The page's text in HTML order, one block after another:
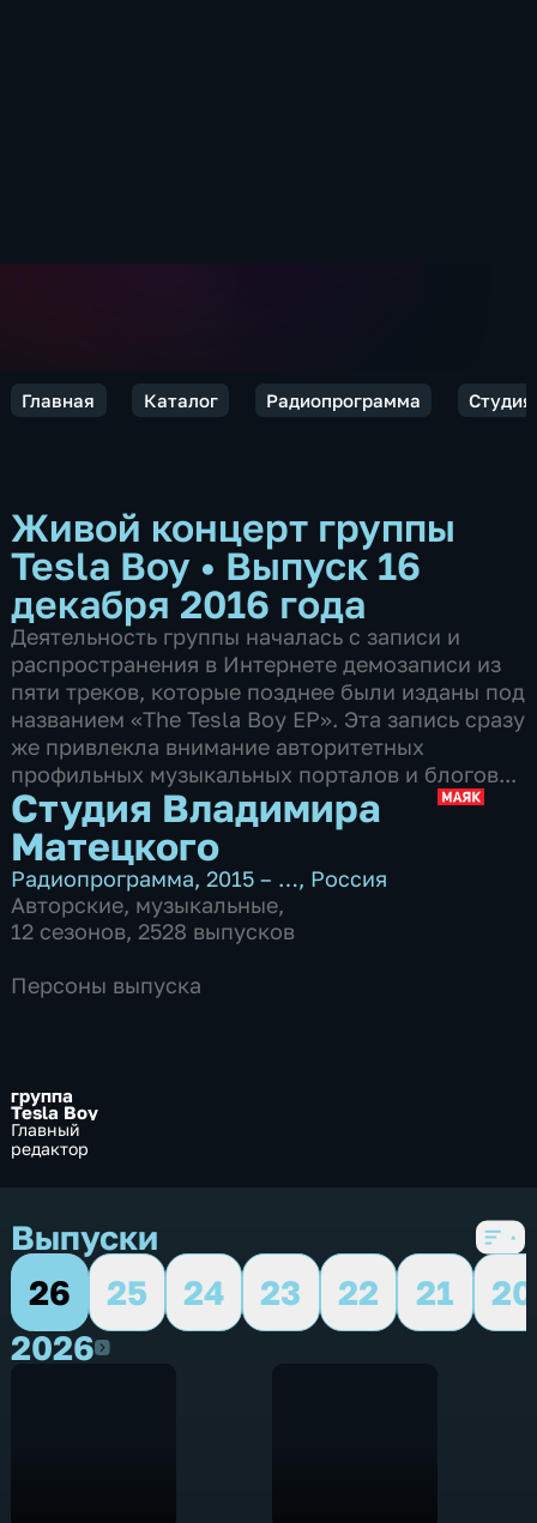
Главная Каталог Радиопрограмма
Живой концерт группы
Tesla Boy • Выпуск 16
декабря 2016 года
Деятельность группы началась с записи и
распространения в Интернете демозаписи из
пяти треков, которые позднее были изданы под
названием «The Tesla Boy EP». Эта запись сразу
же привлекла внимание авторитетных
профильных музыкальных порталов и блогов...
Студия Владимира
Матецкого
Радиопрограмма,2015 – …, Россия
Авторские, музыкальные,
12 сезонов, 2528 выпусков
Персоны выпуска
группа
Tesla Boy
Главный
редактор
Выпуски
26
25 24 23 22 21
20
20262026